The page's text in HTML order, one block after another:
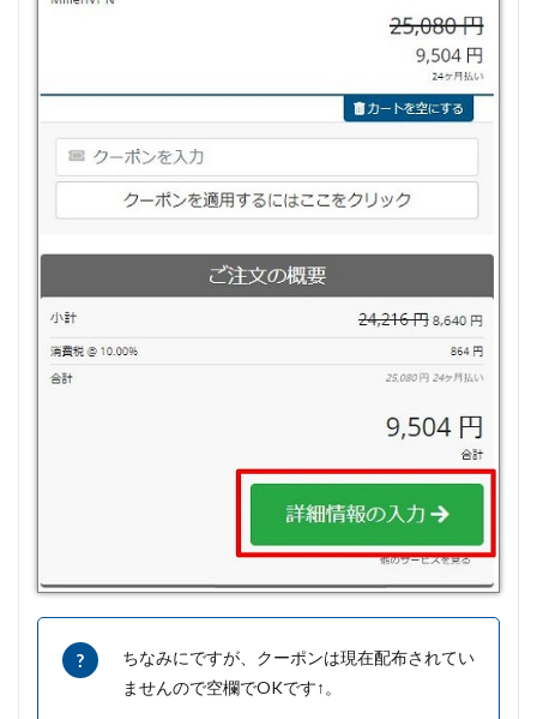
ちなみにですが、クーポンは現在配布されてい
ませんので空欄でOKです↑。